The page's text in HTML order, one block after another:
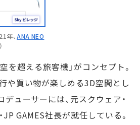
年、ANA NEO
を超える旅客機」がコンセプト。
や買い物が楽しめる3D空間とし
ューサーには、元スクウェア・
GAMES社長が就任している。